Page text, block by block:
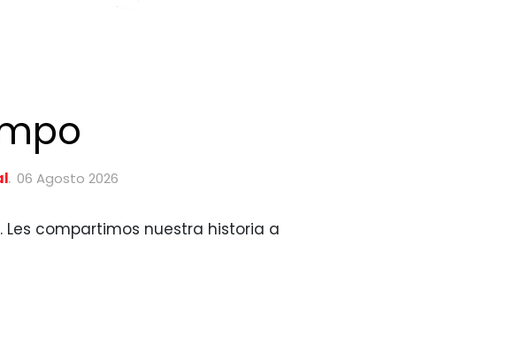
06 Agosto 2026
Les compartimos nuestra historia a